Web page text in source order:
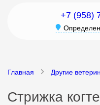
+7 (958)
Главная Другие
Стрижка